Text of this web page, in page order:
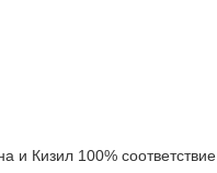
100% соответствие